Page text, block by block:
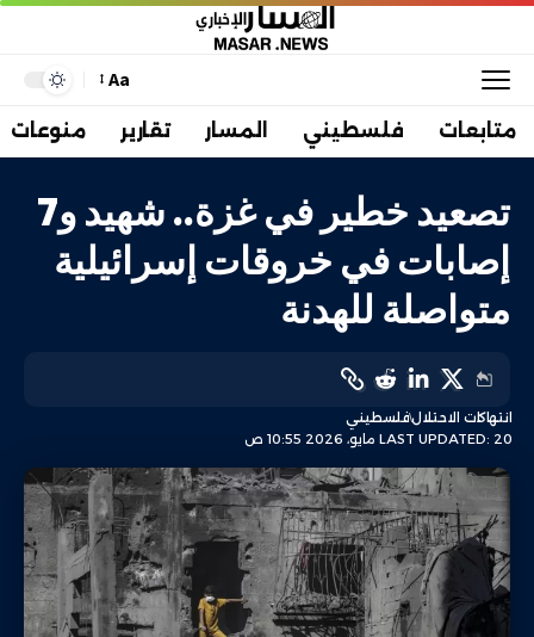
Aa
متابعات فلسطيني المسار تقارير منوعات
تصعيد خطير في غزة.. شهيد و7
إصابات في خروقات إسرائيلية
متواصلة للهدنة
LAST UPDATED: 20 مايو، 2026 10:55 ص
انتهاكات الاحتلالفلسطيني